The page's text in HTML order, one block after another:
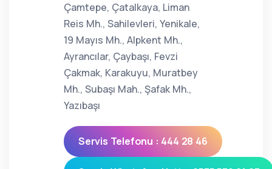
Çamtepe, Çatalkaya, Liman
Reis Mh., Sahilevleri, Yenikale,
19 Mayıs Mh., Alpkent Mh.,
Ayrancılar, Çaybaşı, Fevzi
Çakmak, Karakuyu, Muratbey
Mh., Subaşı Mah., Şafak Mh.,
Yazıbaşı
Servis Telefonu : 444 28 46